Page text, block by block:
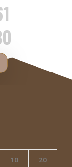
10
20